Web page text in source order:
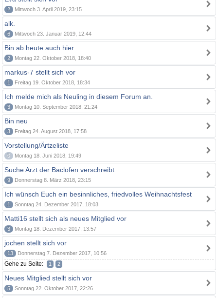
2 Mittwoch 3. April 2019, 23:15
alk.
6 Mittwoch 23. Januar 2019, 12:44
Bin ab heute auch hier
2 Montag 22. Oktober 2018, 18:40
markus-7 stellt sich vor
1 Freitag 19. Oktober 2018, 18:34
Ich melde mich als Neuling in diesem Forum an.
3 Montag 10. September 2018, 21:24
Bin neu
3 Freitag 24. August 2018, 17:58
Vorstellung/Ärtzeliste
0 Montag 18. Juni 2018, 19:49
Suche Arzt der Baclofen verschreibt
9 Donnerstag 8. März 2018, 23:15
Ich wünsch Euch ein besinnliches, friedvolles Weihnachtsfest
1 Sonntag 24. Dezember 2017, 18:03
Matti16 stellt sich als neues Mitglied vor
3 Montag 18. Dezember 2017, 13:57
jochen stellt sich vor
13 Donnerstag 7. Dezember 2017, 10:56
Gehe zu Seite: 1 2
Neues Mitglied stellt sich vor
5 Sonntag 22. Oktober 2017, 22:26